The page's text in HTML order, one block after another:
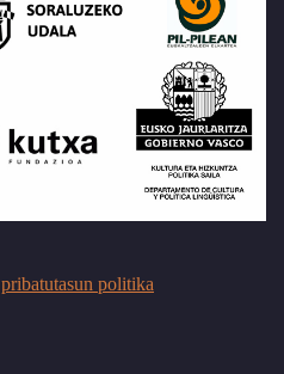
pribatutasun politika